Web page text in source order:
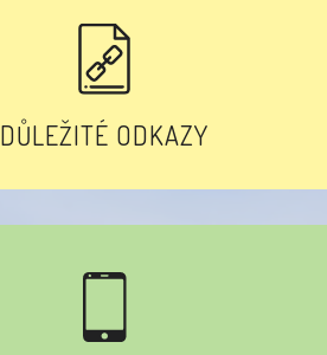
DŮLEŽITÉ ODKAZY